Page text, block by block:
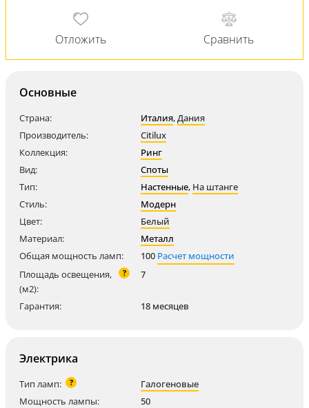
Основные
Страна: Италия,Дания
Производитель:
Citilux
Коллекция:
Ринг
Вид:
Споты
Тип:
Настенные, На штанге
Стиль:
Модерн
Цвет:
Белый
Материал:
Металл
Общая мощность ламп:
100 Расчет мощности
Площадь освещения,
(м2):
? 7
Гарантия: 18 месяцев
Электрика
Тип ламп: ?
Галогеновые
Мощность лампы:
50